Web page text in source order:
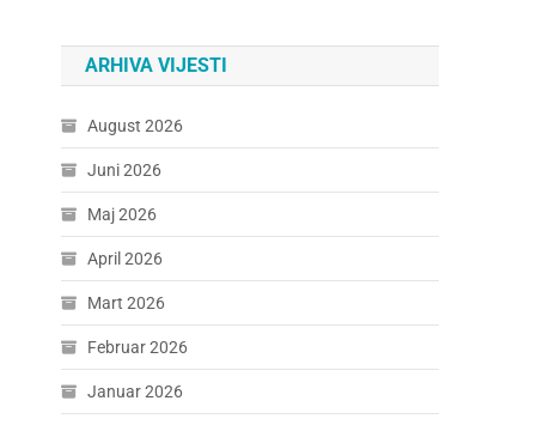
ARHIVA VIJESTI
August 2026
Juni 2026
Maj 2026
April 2026
Mart 2026
Februar 2026
Januar 2026